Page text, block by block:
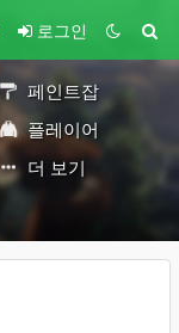
로그인
페인트잡
플레이어
더 보기